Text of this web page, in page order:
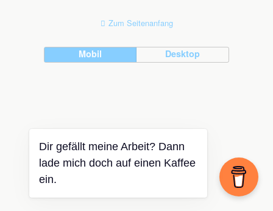
Zum Seitenanfang
Mobil Desktop
Dir gefällt meine Arbeit? Dann
lade mich doch auf einen Kaffee
ein.